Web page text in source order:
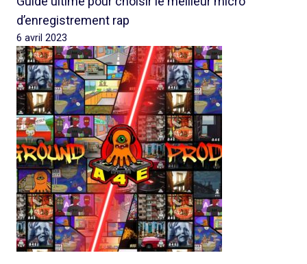
d’enregistrement rap
6 avril 2023